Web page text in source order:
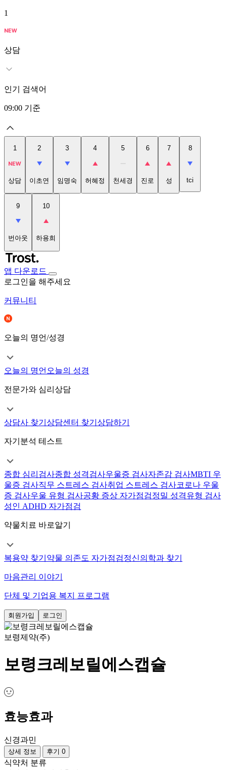
1
상담
인기 검색어
09:00 기준
1
상담
2
이초연
3
임명숙
4
허혜정
5
천세경
6
진로
7
성
8
tci
9
번아웃
10
하용희
앱 다운로드
로그인을 해주세요
커뮤니티
오늘의 명언/성경
오늘의 명언 오늘의 성경
전문가와 심리상담
상담사 찾기 상담센터 찾기 상담하기
자기분석 테스트
종합 심리검사종합 성격검사우울증 검사자존감 검사MBTI 우
울증 검사직무 스트레스 검사취업 스트레스 검사코로나 우울
증 검사우울 유형 검사공황 증상 자가점검정밀 성격유형 검사
성인 ADHD 자가점검
약물치료 바로알기
복용약 찾기 약물 의존도 자가점검정신의학과 찾기
마음관리 이야기
단체 및 기업용 복지 프로그램
회원가입 로그인
보령제약(주)
보령크레보릴에스캡슐
효능효과
신경과민
상세 정보 후기 0
식약처 분류